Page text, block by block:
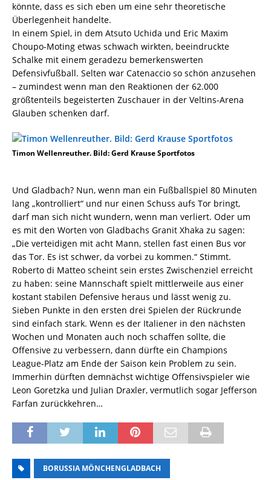
könnte, dass es sich eben um eine sehr theoretische
Überlegenheit handelte.
In einem Spiel, in dem Atsuto Uchida und Eric Maxim
Choupo-Moting etwas schwach wirkten, beeindruckte
Schalke mit einem geradezu bemerkenswerten
Defensivfußball. Selten war Catenaccio so schön anzusehen
– zumindest wenn man den Reaktionen der 62.000
größtenteils begeisterten Zuschauer in der Veltins-Arena
Glauben schenken darf.
Timon Wellenreuther. Bild: Gerd Krause Sportfotos
Und Gladbach? Nun, wenn man ein Fußballspiel 80 Minuten
lang „kontrolliert“ und nur einen Schuss aufs Tor bringt,
darf man sich nicht wundern, wenn man verliert. Oder um
es mit den Worten von Gladbachs Granit Xhaka zu sagen:
„Die verteidigen mit acht Mann, stellen fast einen Bus vor
das Tor. Es ist schwer, da vorbei zu kommen.“ Stimmt.
Roberto di Matteo scheint sein erstes Zwischenziel erreicht
zu haben: seine Mannschaft spielt mittlerweile aus einer
kostant stabilen Defensive heraus und lässt wenig zu.
Sieben Punkte in den ersten drei Spielen der Rückrunde
sind einfach stark. Wenn es der Italiener in den nächsten
Wochen und Monaten auch noch schaffen sollte, die
Offensive zu verbessern, dann dürfte ein Champions
League-Platz am Ende der Saison kein Problem zu sein.
Immerhin dürften demnächst wichtige Offensivspieler wie
Leon Goretzka und Julian Draxler, vermutlich sogar Jefferson
Farfan zurückkehren…
BORUSSIA MÖNCHENGLADBACH